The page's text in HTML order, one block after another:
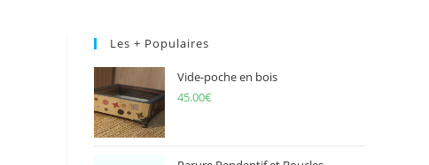
Les + Populaires
Vide-poche en bois
45.00€